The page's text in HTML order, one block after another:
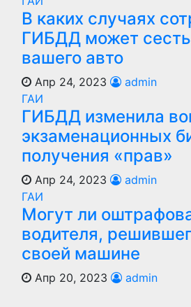
В каких случаях
ГИБДД может
вашего авто
Апр 24, 2023
admin
ГАИ
ГИБДД изменила
экзаменационных
получения «прав»
Апр 24, 2023
admin
ГАИ
Могут ли
водителя,
своей машине
Апр 20, 2023 admin